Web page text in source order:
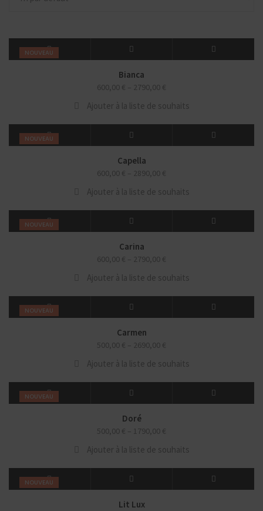
NOUVEAU
Bianca
600,00 € – 2790,00 €
Ajouter à la liste de souhaits
NOUVEAU
Capella
600,00 € – 2890,00 €
Ajouter à la liste de souhaits
NOUVEAU
Carina
600,00 € – 2790,00 €
Ajouter à la liste de souhaits
NOUVEAU
Carmen
500,00 € – 2690,00 €
Ajouter à la liste de souhaits
NOUVEAU
Doré
500,00 € – 1790,00 €
Ajouter à la liste de souhaits
NOUVEAU
Lit Lux